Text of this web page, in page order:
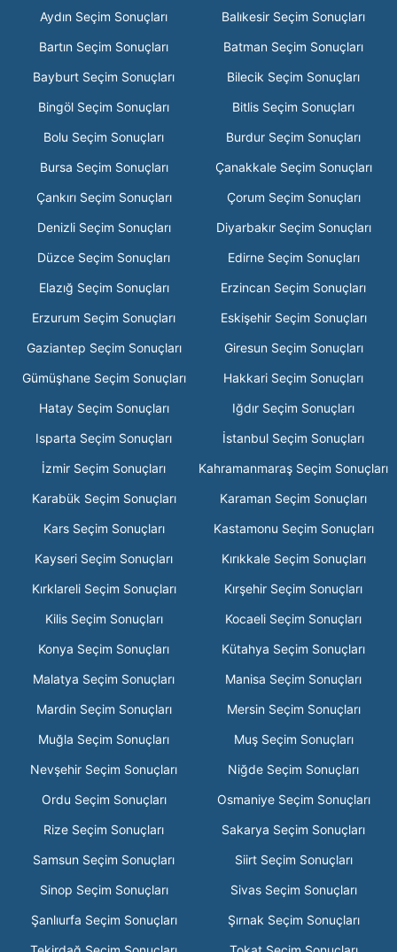
Aydın Seçim Sonuçları
Balıkesir Seçim Sonuçları
Bartın Seçim Sonuçları
Batman Seçim Sonuçları
Bayburt Seçim Sonuçları
Bilecik Seçim Sonuçları
Bingöl Seçim Sonuçları
Bitlis Seçim Sonuçları
Bolu Seçim Sonuçları
Burdur Seçim Sonuçları
Bursa Seçim Sonuçları
Çanakkale Seçim Sonuçları
Çankırı Seçim Sonuçları
Çorum Seçim Sonuçları
Denizli Seçim Sonuçları
Diyarbakır Seçim Sonuçları
Düzce Seçim Sonuçları
Edirne Seçim Sonuçları
Elazığ Seçim Sonuçları
Erzincan Seçim Sonuçları
Erzurum Seçim Sonuçları
Eskişehir Seçim Sonuçları
Gaziantep Seçim Sonuçları
Giresun Seçim Sonuçları
Gümüşhane Seçim Sonuçları
Hakkari Seçim Sonuçları
Hatay Seçim Sonuçları
Iğdır Seçim Sonuçları
Isparta Seçim Sonuçları
İstanbul Seçim Sonuçları
İzmir Seçim Sonuçları
Kahramanmaraş Seçim Sonuçları
Karabük Seçim Sonuçları
Karaman Seçim Sonuçları
Kars Seçim Sonuçları
Kastamonu Seçim Sonuçları
Kayseri Seçim Sonuçları
Kırıkkale Seçim Sonuçları
Kırklareli Seçim Sonuçları
Kırşehir Seçim Sonuçları
Kilis Seçim Sonuçları
Kocaeli Seçim Sonuçları
Konya Seçim Sonuçları
Kütahya Seçim Sonuçları
Malatya Seçim Sonuçları
Manisa Seçim Sonuçları
Mardin Seçim Sonuçları
Mersin Seçim Sonuçları
Muğla Seçim Sonuçları
Muş Seçim Sonuçları
Nevşehir Seçim Sonuçları
Niğde Seçim Sonuçları
Ordu Seçim Sonuçları
Osmaniye Seçim Sonuçları
Rize Seçim Sonuçları
Sakarya Seçim Sonuçları
Samsun Seçim Sonuçları
Siirt Seçim Sonuçları
Sinop Seçim Sonuçları
Sivas Seçim Sonuçları
Şanlıurfa Seçim Sonuçları
Şırnak Seçim Sonuçları